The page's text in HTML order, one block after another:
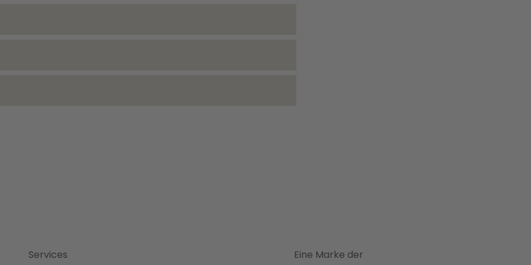
Services Eine Marke der